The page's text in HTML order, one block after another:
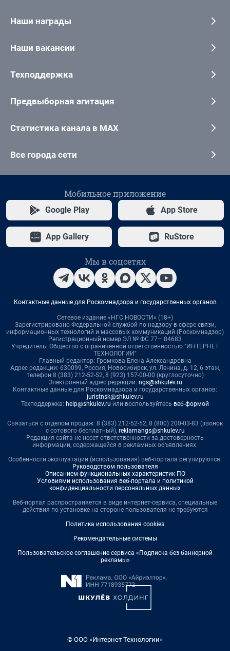
Наши награды
Наши вакансии
Техподдержка
Предвыборная агитация
Статистика канала в MAX
Все города сети
Мобильное приложение
Google Play App Store
App Gallery RuStore
Мы в соцсетях
Контактные данные для Роскомнадзора и государственных органов
Сетевое издание «НГС.НОВОСТИ» (18+)
Зарегистрировано Федеральной службой по надзору в сфере связи,
информационных технологий и массовых коммуникаций (Роскомнадзор)
Регистрационный номер ЭЛ № ФС 77— 84683
Учредитель: Общество с ограниченной ответственностью "ИНТЕРНЕТ
ТЕХНОЛОГИИ"
Главный редактор: Громкова Елена Александровна
Адрес редакции: 630099, Россия, Новосибирск, ул. Ленина, д. 12, 6 этаж,
телефон 8 (383) 212-52-52, 8 (923) 157-00-00 (круглосуточно)
Электронный адрес редакции: ngs@shkulev.ru
Контактные данные для Роскомнадзора и государственных органов:
juristnsk@shkulev.ru
Техподдержка: help@shkulev.ru или воспользуйтесь веб-формой
Связаться с отделом продаж: 8 (383) 212-52-52, 8 (800) 200-03-83 (звонок
с сотового бесплатный), reklamangs@shkulev.ru
Редакция сайта не несет ответственности за достоверность
информации, содержащейся в рекламных объявлениях.
Особенности эксплуатации (использования) веб-портала регулируются:
Руководством пользователя
Описанием функциональных характеристик ПО
Условиями использования веб-портала и политикой
конфиденциальности персональных данных
Веб-портал распространяется в виде интернет-сервиса, специальные
действия по установке на стороне пользователя не требуются
Политика использования cookies
Рекомендательные системы
Пользовательское соглашение сервиса «Подписка без баннерной
рекламы»
© ООО «Интернет Технологии»